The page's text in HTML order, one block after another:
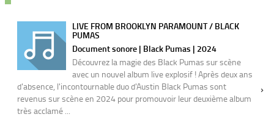
LIVE FROM BROOKLYN PARAMOUNT / BLACK
PUMAS
Document sonore | Black Pumas | 2024
Découvrez la magie des Black Pumas sur scène
avec un nouvel album live explosif ! Après deux ans
d'absence, l'incontournable duo d'Austin Black Pumas sont
revenus sur scène en 2024 pour promouvoir leur deuxième album
très acclamé ...